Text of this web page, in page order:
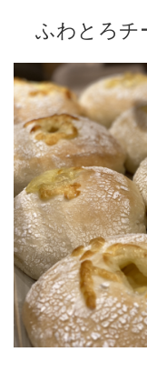
ふわとろ